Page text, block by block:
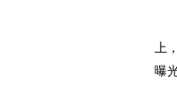
目
上
曝